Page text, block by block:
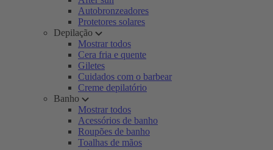
Autobronzeadores
Protetores solares
Depilação
Mostrar todos
Cera fria e quente
Giletes
Cuidados com o barbear
Creme depilatório
Banho
Mostrar todos
Acessórios de banho
Roupões de banho
Toalhas de mãos